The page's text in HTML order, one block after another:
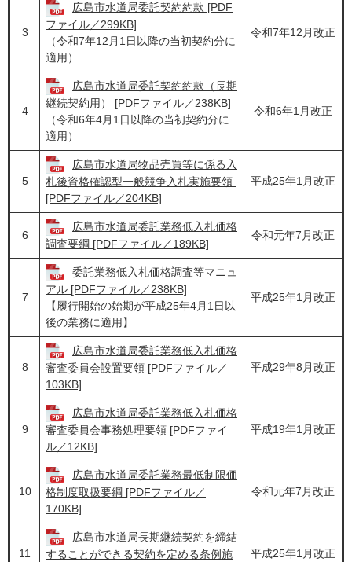
3
広島市水道局委託契約約款 [PDF
ファイル／299KB]
（令和7年12月1日以降の当初契約分に
適用）
令和7年12月改正
4
広島市水道局委託契約約款（長期
継続契約用） [PDFファイル／238KB]
（令和6年4月1日以降の当初契約分に
適用）
令和6年1月改正
5
広島市水道局物品売買等に係る入
札後資格確認型一般競争入札実施要領
[PDFファイル／204KB]
平成25年1月改正
6
広島市水道局委託業務低入札価格
調査要綱 [PDFファイル／189KB]
令和元年7月改正
7
委託業務低入札価格調査等マニュ
アル [PDFファイル／238KB]
【履行開始の始期が平成25年4月1日以
後の業務に適用】
平成25年1月改正
8
広島市水道局委託業務低入札価格
審査委員会設置要領 [PDFファイル／
103KB]
平成29年8月改正
9
広島市水道局委託業務低入札価格
審査委員会事務処理要領 [PDFファイ
ル／12KB]
平成19年1月改正
10
広島市水道局委託業務最低制限価
格制度取扱要綱 [PDFファイル／
170KB]
令和元年7月改正
11
広島市水道局長期継続契約を締結
することができる契約を定める条例施
平成25年1月改正